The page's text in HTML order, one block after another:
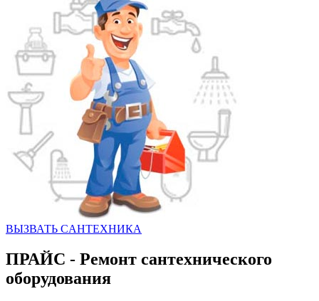
ВЫЗВАТЬ CАНТЕХНИКА
ПРАЙС - Ремонт сантехнического
оборудования